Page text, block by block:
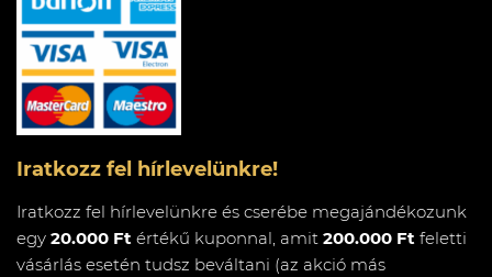
Iratkozz fel hírlevelünkre!
Iratkozz fel hírlevelünkre és cserébe megajándékozunk
egy 20.000 Ft értékű kuponnal, amit 200.000 Ft feletti
vásárlás esetén tudsz beváltani (az akció más